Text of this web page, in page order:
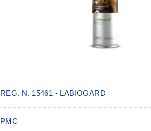
REG. N. 15461 - LABIOGARD
PMC